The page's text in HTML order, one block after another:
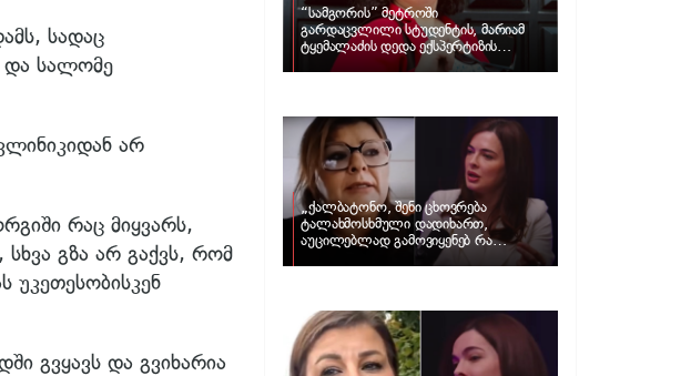
სადაც
და სალომე
არ
რაც მიყვარს,
გზა არ გაქვს, რომ
უკეთესობისკენ
გვყავს და გვიხარია
“სამგორის” მეტროში
გარდაცვლილი სტუდენტის, მარიამ
ტყემალაძის დედა ექსპერტიზის
პასუხს აქვეყნებს – რა გახდა გოგონას
„ქალბატონო, შენი ცხოვრება
ტალახმოსხმული დადიხართ,
აუცილებლად გამოვიყენებ რა
ინფორმაციაც მაქვს“… – რა